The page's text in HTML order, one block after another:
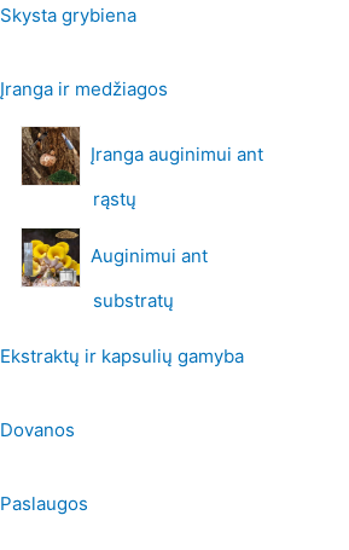
Skysta grybiena
Įranga ir medžiagos
Įranga auginimui ant
rąstų
Auginimui ant
substratų
Ekstraktų ir kapsulių gamyba
Dovanos
Paslaugos